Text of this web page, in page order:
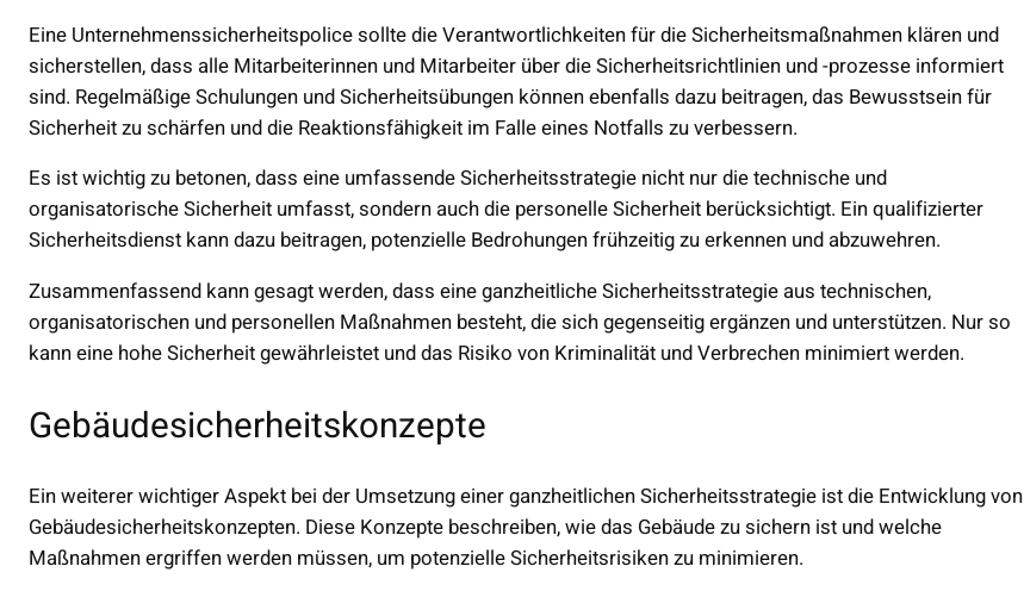
Eine Unternehmenssicherheitspolice sollte die Verantwortlichkeiten für die Sicherheitsmaßnahmen klären und
sicherstellen, dass alle Mitarbeiterinnen und Mitarbeiter über die Sicherheitsrichtlinien und -prozesse informiert
sind. Regelmäßige Schulungen und Sicherheitsübungen können ebenfalls dazu beitragen, das Bewusstsein für
Sicherheit zu schärfen und die Reaktionsfähigkeit im Falle eines Notfalls zu verbessern.
Es ist wichtig zu betonen, dass eine umfassende Sicherheitsstrategie nicht nur die technische und
organisatorische Sicherheit umfasst, sondern auch die personelle Sicherheit berücksichtigt. Ein qualifizierter
Sicherheitsdienst kann dazu beitragen, potenzielle Bedrohungen frühzeitig zu erkennen und abzuwehren.
Zusammenfassend kann gesagt werden, dass eine ganzheitliche Sicherheitsstrategie aus technischen,
organisatorischen und personellen Maßnahmen besteht, die sich gegenseitig ergänzen und unterstützen. Nur so
kann eine hohe Sicherheit gewährleistet und das Risiko von Kriminalität und Verbrechen minimiert werden.
Gebäudesicherheitskonzepte
Ein weiterer wichtiger Aspekt bei der Umsetzung einer ganzheitlichen Sicherheitsstrategie ist die Entwicklung von
Gebäudesicherheitskonzepten. Diese Konzepte beschreiben, wie das Gebäude zu sichern ist und welche
Maßnahmen ergriffen werden müssen, um potenzielle Sicherheitsrisiken zu minimieren.